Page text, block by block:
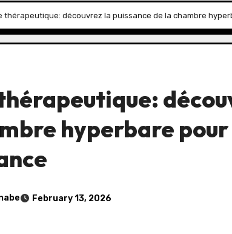
thérapeutique: découvrez la puissance de la chambre
hyperbare
February 13, 2026